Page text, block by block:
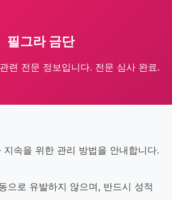
필그라 금단
련 전문 정보입니다. 전문 심사 완료.
속을 위한 관리 방법을 안내합니다.
으로 유발하지 않으며, 반드시 성적